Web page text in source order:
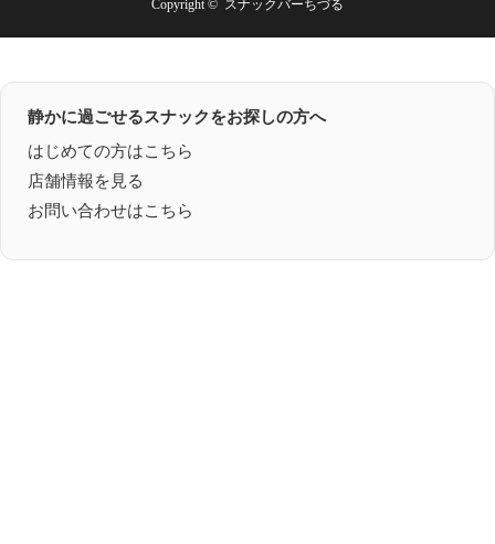
Copyright © スナックバーちづる
静かに過ごせるスナックをお探しの方へ
はじめての方はこちら
店舗情報を見る
お問い合わせはこちら